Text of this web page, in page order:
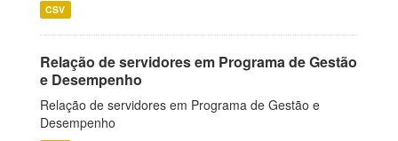
CSV
Relação de servidores em Programa de Gestão
e Desempenho
Relação de servidores em Programa de Gestão e
Desempenho